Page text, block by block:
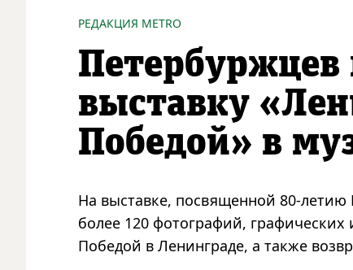
РЕДАКЦИЯ METRO
выставку
Победой» в
На выставке, посвященной 80-
более 120 фотографий,
Победой в Ленинграде, а также